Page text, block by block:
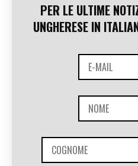
PER LE ULTIME
UNGHERESE IN